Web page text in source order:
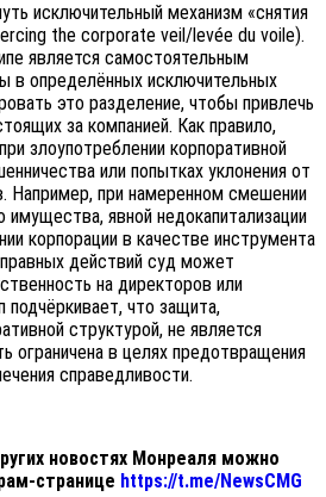
исключительный механизм «снятия
the corporate veil/levée du voile).
является самостоятельным
в определённых исключительных
это разделение, чтобы привлечь
за компанией. Как правило,
злоупотреблении корпоративной
или попытках уклонения от
Например, при намеренном смешении
имущества, явной недокапитализации
корпорации в качестве инструмента
действий суд может
на директоров или
подчёркивает, что защита,
структурой, не является
ограничена в целях предотвращения
справедливости.
новостях Монреаля можно
странице https://t.me/NewsCMG